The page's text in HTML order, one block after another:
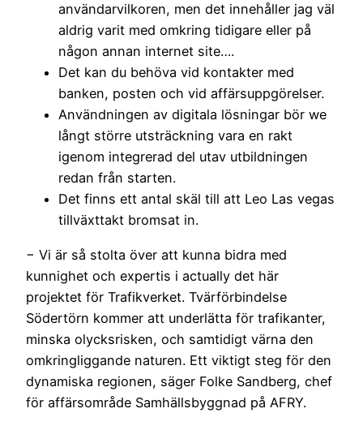
användarvilkoren, men det innehåller jag väl
aldrig varit med omkring tidigare eller på
någon annan internet site….
Det kan du behöva vid kontakter med
banken, posten och vid affärsuppgörelser.
Användningen av digitala lösningar bör we
långt större utsträckning vara en rakt
igenom integrerad del utav utbildningen
redan från starten.
Det finns ett antal skäl till att Leo Las vegas
tillväxttakt bromsat in.
− Vi är så stolta över att kunna bidra med
kunnighet och expertis i actually det här
projektet för Trafikverket. Tvärförbindelse
Södertörn kommer att underlätta för trafikanter,
minska olycksrisken, och samtidigt värna den
omkringliggande naturen. Ett viktigt steg för den
dynamiska regionen, säger Folke Sandberg, chef
för affärsområde Samhällsbyggnad på AFRY.